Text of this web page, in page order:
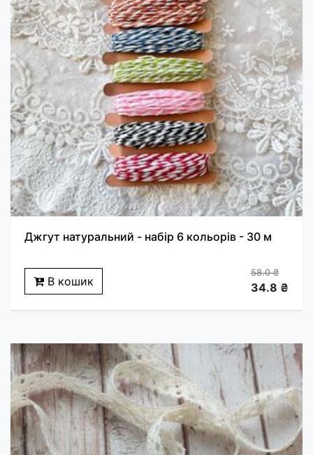
Джгут натуральний - набір 6 кольорів - 30 м
В кошик
58.0 ₴
34.8 ₴